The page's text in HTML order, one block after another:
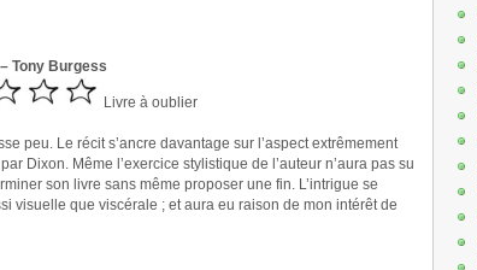
Tony Burgess
Livre à oublier
peu. Le récit s’ancre davantage sur l’aspect extrêmement
Dixon. Même l’exercice stylistique de l’auteur n’aura pas su
son livre sans même proposer une fin. L’intrigue se
visuelle que viscérale ; et aura eu raison de mon intérêt de